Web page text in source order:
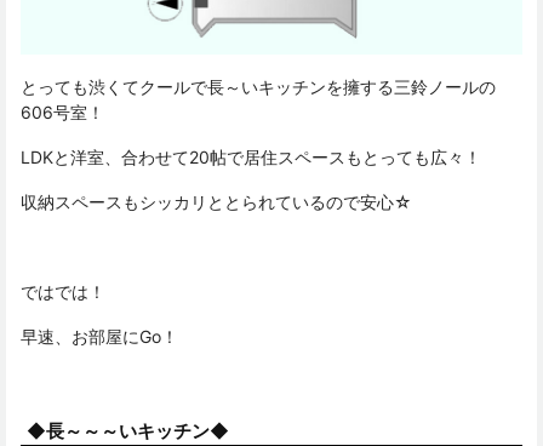
とっても渋くてクールで長～いキッチンを擁する三鈴ノールの
606号室！
LDKと洋室、合わせて20帖で居住スペースもとっても広々！
収納スペースもシッカリととられているので安心☆
ではでは！
早速、お部屋にGo！
◆長～～～いキッチン◆